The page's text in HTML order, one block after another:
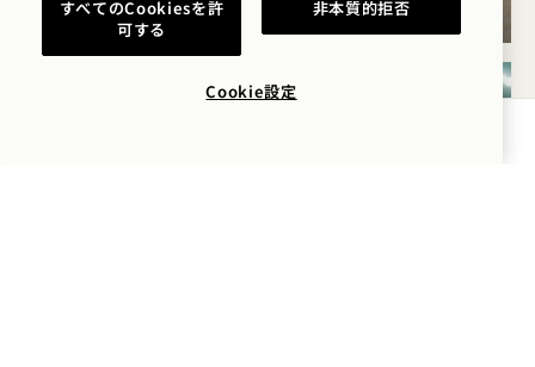
すべてのCookiesを許
可する
非本質的拒否
Cookie設定